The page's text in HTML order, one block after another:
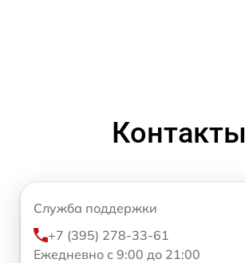
Контакты
Служба поддержки
+7 (395) 278-33-61
Ежедневно с 9:00 до 21:00